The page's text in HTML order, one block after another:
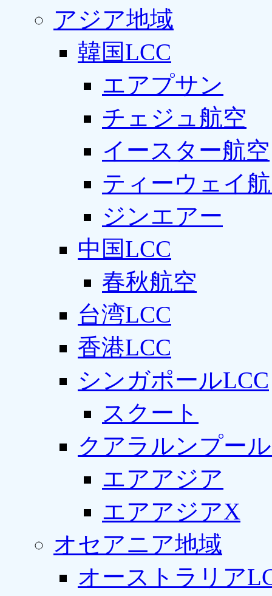
アジア地域
韓国LCC
エアプサン
チェジュ航空
イースター航空
ティーウェイ
ジンエアー
中国LCC
春秋航空
台湾LCC
香港LCC
シンガポールLCC
スクート
クアラルンプー
エアアジア
エアアジアX
オセアニア地域
オーストラリア